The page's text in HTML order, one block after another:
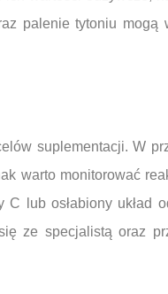
palenie tytoniu mogą
suplementacji. W
warto monitorować
lub osłabiony układ
ze specjalistą oraz